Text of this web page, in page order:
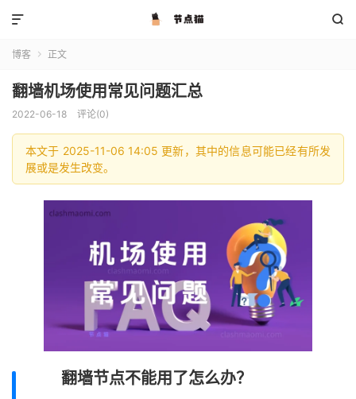


博客  正文
翻墙机场使用常见问题汇总
2022-06-18 评论(0)
本文于 2025-11-06 14:05 更新，其中的信息可能已经有所发
展或是发生改变。
翻墙节点不能用了怎么办？